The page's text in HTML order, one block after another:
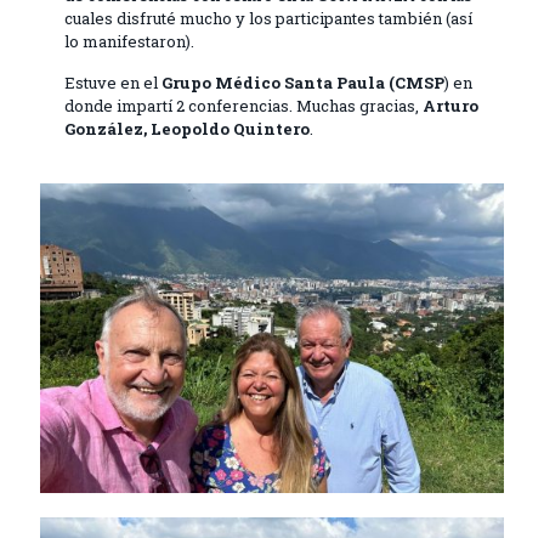
cuales disfruté mucho y los participantes también (así
lo manifestaron).
Estuve en el Grupo Médico Santa Paula (CMSP) en
donde impartí 2 conferencias. Muchas gracias, Arturo
González, Leopoldo Quintero.